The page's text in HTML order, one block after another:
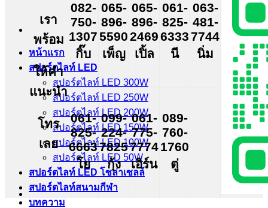
หน้าแรก
สปอร์ตไลท์ LED
สปอร์ตไลท์ LED 300W
สปอร์ตไลท์ LED 250W
สปอร์ตไลท์ LED 200W
สปอร์ตไลท์ LED 150W
สปอร์ตไลท์ LED 100W
สปอร์ตไลท์ LED 50W
สปอร์ตไลท์ LED โซล่าเซลล์
สปอร์ตไลท์สนามกีฬา
บทความ
เรา
พร้อม
ให้คำ
แนะนำ
โทร
เลย
082-
750-
1307
กิ๊บ
065-
896-
5590
เพ็ญ
065-
896-
2469
เปิ้ล
061-
825-
6333
นี
063-
481-
7744
นิ่ม
061-
825-
6663
โย
099-
224-
7825
กุ้ง
061-
775-
7774
เอิร์น
089-
760-
1760
ตู่